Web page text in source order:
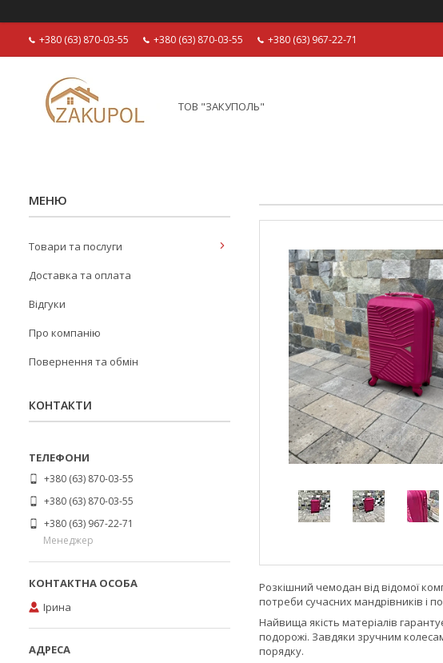
+380 (63) 870-03-55 +380 (63) 870-03-55 +380 (63) 967-22-71
ТОВ "ЗАКУПОЛЬ"
Розкішний чемодан від відомої
потреби сучасних мандрівників і
Найвища якість матеріалів
подорожі. Завдяки зручним
порядку.
Товари та послуги
Доставка та оплата
Відгуки
Про компанію
Повернення та обмін
КОНТАКТИ
+380 (63) 870-03-55
+380 (63) 870-03-55
+380 (63) 967-22-71
Менеджер
Ірина